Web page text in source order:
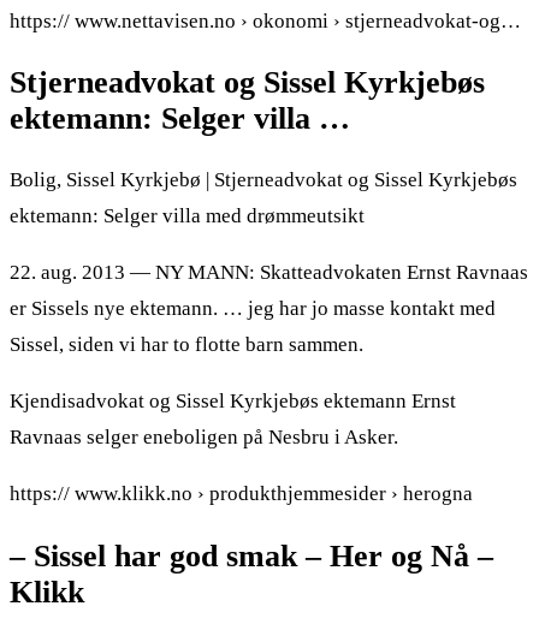
https:// www.nettavisen.no › okonomi › stjerneadvokat-og…
Stjerneadvokat og Sissel Kyrkjebøs
ektemann: Selger villa …
Bolig, Sissel Kyrkjebø | Stjerneadvokat og Sissel Kyrkjebøs
ektemann: Selger villa med drømmeutsikt
22. aug. 2013 — NY MANN: Skatteadvokaten Ernst Ravnaas
er Sissels nye ektemann. … jeg har jo masse kontakt med
Sissel, siden vi har to flotte barn sammen.
Kjendisadvokat og Sissel Kyrkjebøs ektemann Ernst
Ravnaas selger eneboligen på Nesbru i Asker.
https:// www.klikk.no › produkthjemmesider › herogna
– Sissel har god smak – Her og Nå –
Klikk